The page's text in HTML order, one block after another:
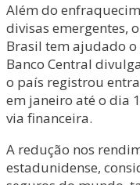
Além do
divisas emergentes,
Brasil tem ajudado
Banco Central
o país registrou
em janeiro até o dia
via financeira.
A redução nos
estadunidense,